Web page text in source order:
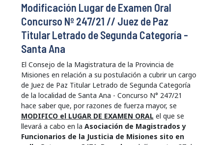
Modificación Lugar de Examen Oral
Concurso Nº 247/21 // Juez de Paz
Titular Letrado de Segunda Categoría -
Santa Ana
El Consejo de la Magistratura de la Provincia de
Misiones en relación a su postulación a cubrir un cargo
de Juez de Paz Titular Letrado de Segunda Categoría
de la localidad de Santa Ana - Concurso N° 247/21
hace saber que, por razones de fuerza mayor, se
MODIFICO el LUGAR DE EXAMEN ORAL el que se
llevará a cabo en la Asociación de Magistrados y
Funcionarios de la Justicia de Misiones sito en